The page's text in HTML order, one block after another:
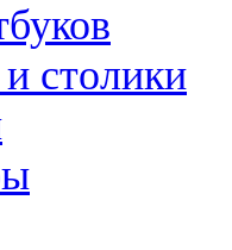
столики